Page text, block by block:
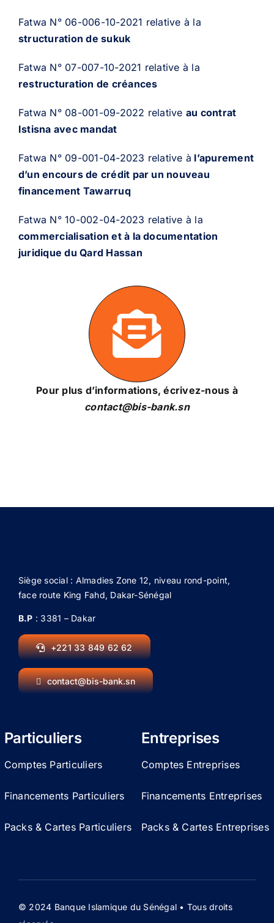
Fatwa N° 06-006-10-2021 relative à la
structuration de sukuk
Fatwa N° 07-007-10-2021 relative à la
restructuration de créances
Fatwa N° 08-001-09-2022 relative au contrat
Istisna avec mandat
Fatwa N° 09-001-04-2023 relative à l’apurement
d’un encours de crédit par un nouveau
financement Tawarruq
Fatwa N° 10-002-04-2023 relative à la
commercialisation et à la documentation
juridique du Qard Hassan
Pour plus d’informations,écrivez-nous à
contact@bis-bank.sn
Siège social : Almadies Zone 12, niveau rond-point,
face route King Fahd, Dakar-Sénégal
B.P : 3381 – Dakar
+221 33 849 62 62
contact@bis-bank.sn
Particuliers
Comptes Particuliers
Financements Particuliers
Packs & Cartes Particuliers
Entreprises
Comptes Entreprises
Financements Entreprises
Packs & Cartes Entreprises
© 2024 Banque Islamique du Sénégal • Tous droits